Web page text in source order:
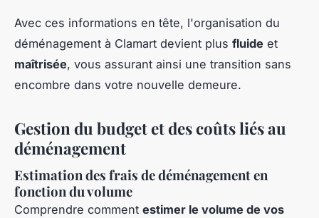
Avec ces informations en tête, l'organisation du
déménagement à Clamart devient plus fluide et
maîtrisée, vous assurant ainsi une transition sans
encombre dans votre nouvelle demeure.
Gestion du budget et des coûts liés au
déménagement
Estimation des frais de déménagement en
fonction du volume
Comprendre comment estimer le volume de vos